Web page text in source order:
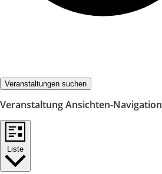
Veranstaltungen suchen
Veranstaltung Ansichten-Navigation
Liste